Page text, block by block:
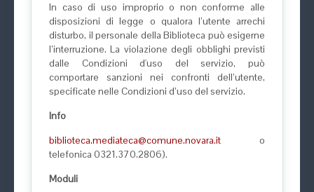
In caso di uso improprio o non conforme alle
disposizioni di legge o qualora l’utente arrechi
disturbo, il personale della Biblioteca può esigerne
l’interruzione. La violazione degli obblighi previsti
dalle Condizioni d'uso del servizio, può
comportare sanzioni nei confronti dell’utente,
specificate nelle Condizioni d’uso del servizio.
Info
biblioteca.mediateca@comune.novara.it o
telefonica 0321.370.2806).
Moduli